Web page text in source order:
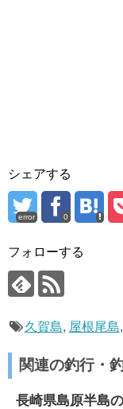
シェアする
error 0
フォローする
久賀島, 屋根尾島,
関連の釣行・
長崎県島原半島